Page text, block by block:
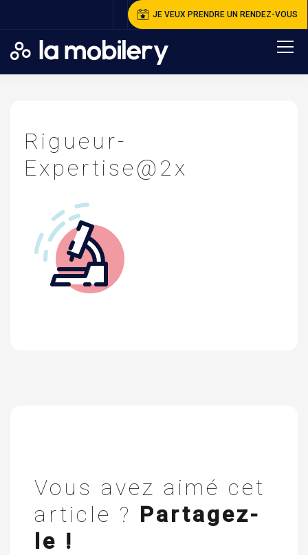
JE VEUX PRENDRE UN RENDEZ-VOUS
igueur-Expertise@2x
Rigueur-
Expertise@2x
Vous avez aimé cet
article ? Partagez-
le !